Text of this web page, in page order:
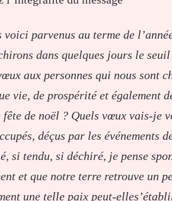
voici parvenus au terme de
dans quelques jours le
aux personnes qui nous sont
vie, de prospérité et également
fête de noël ? Quels vœux vais-je
déçus par les événements
si tendu, si déchiré, je pense
et que notre terre retrouve un
une telle paix peut-